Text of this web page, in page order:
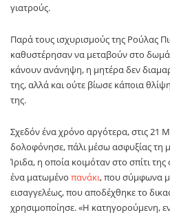
γιατρούς.
Παρά τους ισχυρισμούς της Ρούλας
καθυστέρησαν να μεταβούν στο
κάνουν ανάνηψη, η μητέρα δεν
της, αλλά και ούτε βίωσε κάποια
της.
Σχεδόν ένα χρόνο αργότερα, στις 21
δολοφόνησε, πάλι μέσω ασφυξίας τη
Ίριδα, η οποία κοιμόταν στο σπίτι
ένα ματωμένο πανάκι, που σύμφωνα
εισαγγελέως, που αποδέχθηκε το
χρησιμοποίησε. «Η κατηγορούμενη,